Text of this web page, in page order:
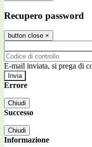
Recupero password
button close ×
E-mail inviata, si prega di
Errore
Chiudi
Successo
Chiudi
Informazione